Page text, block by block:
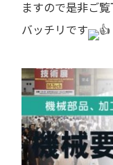
ますので是非ご
バッチリです